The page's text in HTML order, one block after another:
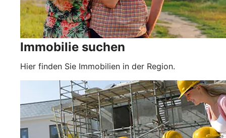
Immobilie suchen
Hier finden Sie Immobilien in der Region.